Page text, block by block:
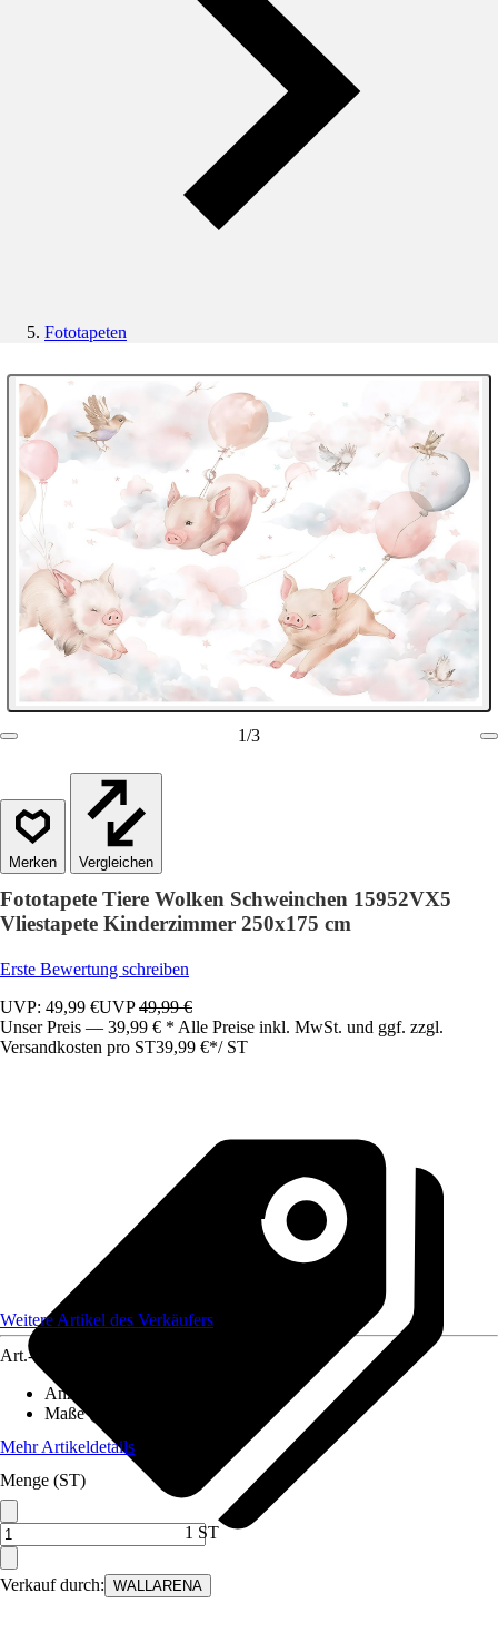
Fototapeten
1/3
Vergleichen
Fototapete Tiere Wolken Schweinchen 15952VX5
Vliestapete Kinderzimmer 250x175 cm
Erste Bewertung schreiben
UVP: 49,99 €UVP49,99 €
Unser Preis — 39,99 € * Alle Preise inkl. MwSt. und ggf. zzgl.
Versandkosten pro ST39,99 €*/ ST
Verkauf durch: WALLARENA
Weitere Artikel des Verkäufers
Art.-Nr.
Anzahl der Teile
Maße (BxH)
Mehr Artikeldetails
Menge (ST)
1 ST